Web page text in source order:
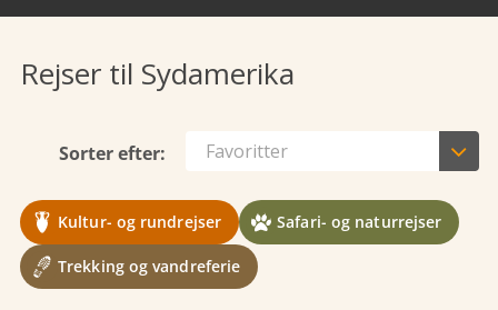
Rejser til Sydamerika
Sorter efter: Favoritter 
Kultur- og rundrejser Safari- og naturrejser
Trekking og vandreferie